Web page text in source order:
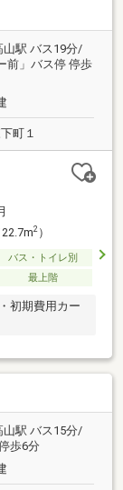
山駅 バス19分/
前」バス停 停歩
町１
2）
バス・トイレ別
最上階
初期費用カー
山駅 バス15分/
歩6分